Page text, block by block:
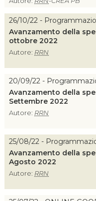
26/10/22 -
Avanzamento della
ottobre 2022
Autore: RRN
20/09/22 -
Avanzamento della
Settembre 2022
Autore: RRN
25/08/22 -
Avanzamento della
Agosto 2022
Autore: RRN